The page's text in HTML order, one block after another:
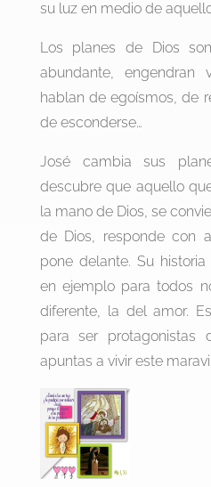
su luz en medio de
Los planes de Dios
abundante, engendran
hablan de egoísmos, de
de esconderse…
José cambia sus
descubre que aquello
la mano de Dios, se
de Dios, responde con
pone delante. Su
en ejemplo para todos
diferente, la del amor.
para ser protagonistas
apuntas a vivir este